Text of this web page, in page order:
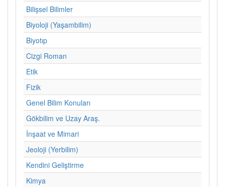
Bilişsel Bilimler
Biyoloji (Yaşambilim)
Biyotıp
Cizgi Roman
Etik
Fizik
Genel Bilim Konuları
Gökbilim ve Uzay Araş.
İnşaat ve Mimari
Jeoloji (Yerbilim)
Kendini Geliştirme
Kimya